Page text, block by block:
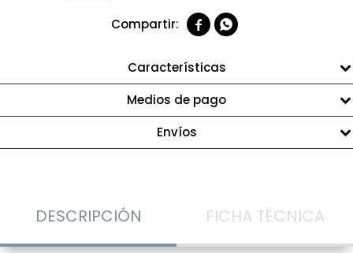
 
Características
Medios de pago
Envíos
DESCRIPCIÓN FICHA TÉCNICA